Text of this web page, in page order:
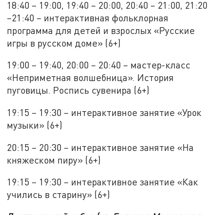
18:40 – 19:00, 19:40 – 20:00, 20:40 – 21:00, 21:20
–21:40 – интерактивная фольклорная
программа для детей и взрослых «Русские
игры в русском доме» (6+)
19:00 – 19:40, 20:00 – 20:40 – мастер-класс
«Неприметная волшебница». История
пуговицы. Роспись сувенира (6+)
19:15 – 19:30 – интерактивное занятие «Урок
музыки» (6+)
20:15 – 20:30 – интерактивное занятие «На
княжеском пиру» (6+)
19:15 – 19:30 – интерактивное занятие «Как
учились в старину» (6+)